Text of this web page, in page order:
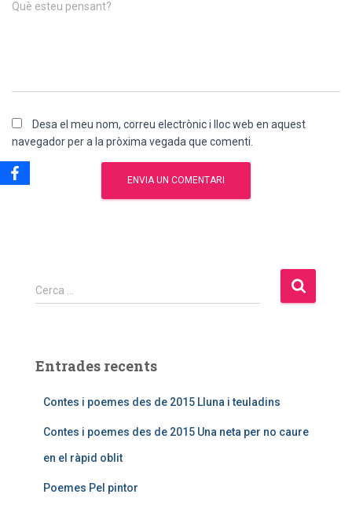
Què esteu pensant?
Desa el meu nom, correu electrònic i lloc web en aquest
navegador per a la pròxima vegada que comenti.
Cerca …
Entrades recents
Contes i poemes des de 2015 Lluna i teuladins
Contes i poemes des de 2015 Una neta per no caure
en el ràpid oblit
Poemes Pel pintor